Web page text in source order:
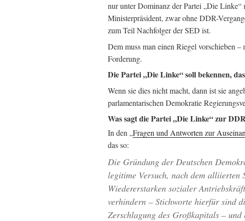
nur unter Dominanz der Partei „Die
Ministerpräsident, zwar ohne DDR-
zum Teil Nachfolger der SED ist.
Dem muss man einen Riegel vorschieben
Forderung.
Die Partei „Die Linke“ soll bekennen,
Wenn sie dies nicht macht, dann ist sie
parlamentarischen Demokratie
Was sagt die Partei „Die Linke“ zur
In den „Fragen und Antworten zur
das so:
Die Gründung der Deutschen
legitime Versuch, nach dem alliierten
Wiedererstarken sozialer
verhindern – Stichworte hierfür sind
Zerschlagung des Großkapitals –